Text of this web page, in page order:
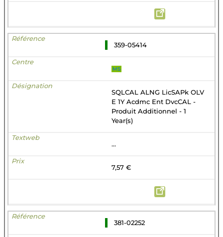
359-05414
MS
SQLCAL ALNG LicSAPk OLV
E 1Y Acdmc Ent DvcCAL -
Produit Additionnel - 1
Year(s)
...
7,57 €
381-02252